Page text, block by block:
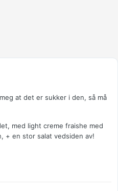
at det er sukker i den, så må
med light creme fraishe med
+ en stor salat vedsiden av!